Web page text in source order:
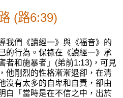
(路6:39)
我們《讀經一》與《福音》的
的行為。保祿在《讀經一》承
者和施暴者」(弟前1:13)，可見
他剛烈的性格漸漸退卻，在清
沒有太多的自卑和自責，卻由
白「當時是在不信之中，出於